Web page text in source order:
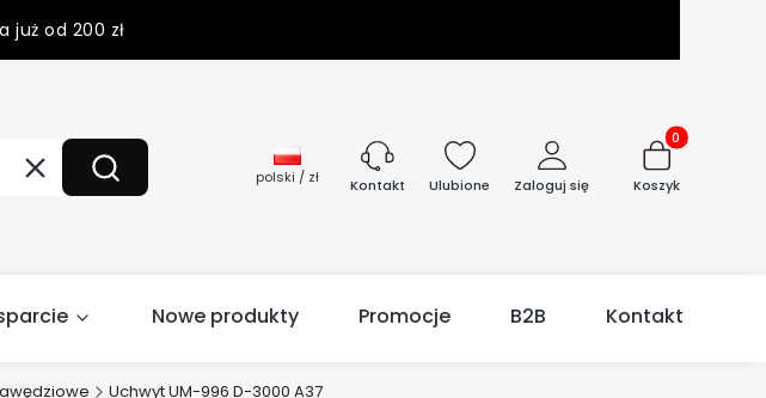
już od 200 zł
WyczyśćSzukaj polski / zł Kontakt Ulubione Zaloguj się
Produkty w
Koszyk
Nowe produkty Promocje B2B Kontakt
Uchwyt UM-996 D-3000 A37